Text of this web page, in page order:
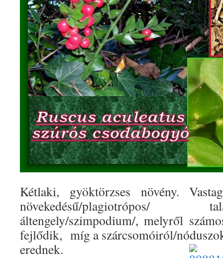
Kétlaki, gyöktörzses növény.
növekedésű/
áltengely/szimpodium/, melyről
fejlődik, míg a szárcsomóiról/
erednek.